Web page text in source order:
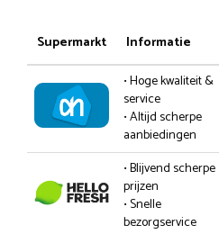
Supermarkt Informatie
• Hoge kwaliteit &
service
• Altijd scherpe
aanbiedingen
• Blijvend scherpe
prijzen
• Snelle
bezorgservice